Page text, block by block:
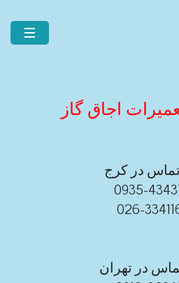
اجاق گاز
در کرج
0935-
026-
در تهران